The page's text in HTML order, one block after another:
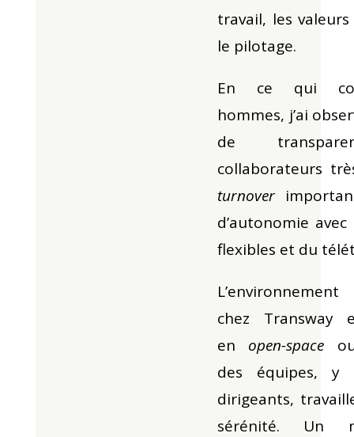
travail, les
le pilotage.
En ce qui
hommes, j’ai
de
collaborateurs
turnover
d’autonomie
flexibles et du
chez Transway
en open-space
des équipes, y
dirigeants,
sérénité. Un